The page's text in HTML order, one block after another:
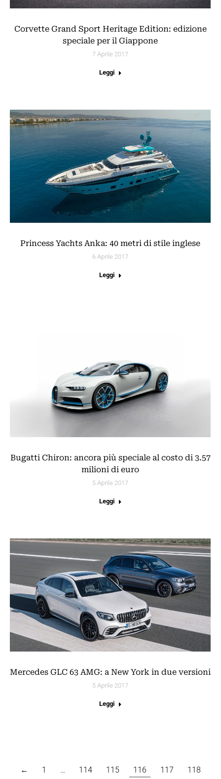
Corvette Grand Sport Heritage Edition: edizione
speciale per il Giappone
7 Aprile 2017
Leggi
Princess Yachts Anka: 40 metri di stile inglese
6 Aprile 2017
Leggi
Bugatti Chiron: ancora più speciale al costo di 3.57
milioni di euro
5 Aprile 2017
Leggi
Mercedes GLC 63 AMG: a New York in due versioni
5 Aprile 2017
Leggi
← 1 … 114 115 116 117
118